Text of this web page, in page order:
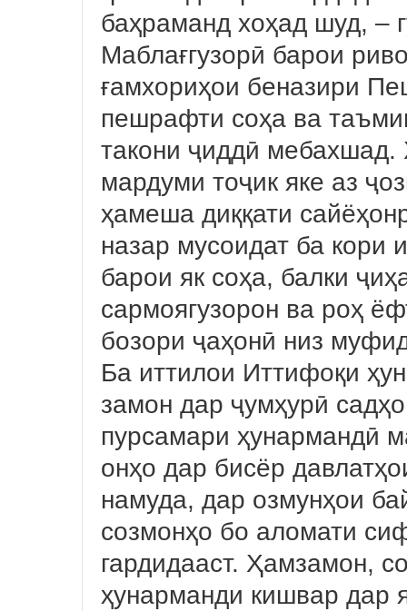
баҳраманд хоҳад шуд, –
Маблағгузорӣ барои
ғамхориҳои беназири
пешрафти соҳа ва
такони ҷиддӣ
мардуми тоҷик яке аз
ҳамеша диққати
назар мусоидат ба кори
барои як соҳа, балки
сармоягузорон ва роҳ
бозори ҷаҳонӣ низ
Ба иттилои Иттифоқи
замон дар ҷумҳурӣ
пурсамари ҳунармандӣ
онҳо дар бисёр
намуда, дар озмунҳои
созмонҳо бо аломати
гардидааст. Ҳамзамон,
ҳунарманди кишвар дар